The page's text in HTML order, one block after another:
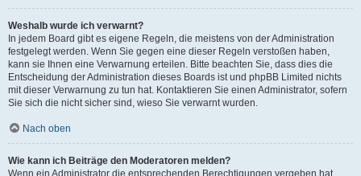
Weshalb wurde ich verwarnt?
In jedem Board gibt es eigene Regeln, die meistens von der Administration
festgelegt werden. Wenn Sie gegen eine dieser Regeln verstoßen haben,
kann sie Ihnen eine Verwarnung erteilen. Bitte beachten Sie, dass dies die
Entscheidung der Administration dieses Boards ist und phpBB Limited nichts
mit dieser Verwarnung zu tun hat. Kontaktieren Sie einen Administrator, sofern
Sie sich die nicht sicher sind, wieso Sie verwarnt wurden.
Nach oben
Wie kann ich Beiträge den Moderatoren melden?
Wenn ein Administrator die entsprechenden Berechtigungen vergeben hat,